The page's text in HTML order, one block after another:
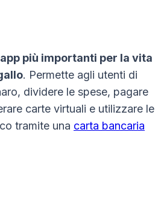
app più importanti per la vita
. Permette agli utenti di
dividere le spese, pagare
carte virtuali e utilizzare le
tramite una carta bancaria